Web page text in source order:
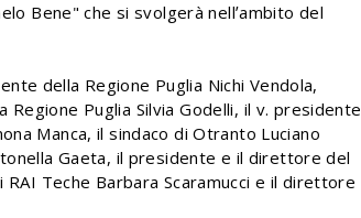
Bene" che si svolgerà nellʼambito del
della Regione Puglia Nichi Vendola,
Puglia Silvia Godelli, il v. presidente
Manca, il sindaco di Otranto Luciano
Gaeta, il presidente e il direttore del
Teche Barbara Scaramucci e il direttore